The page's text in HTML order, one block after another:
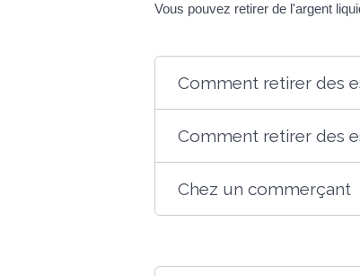
Vous pouvez retirer de l'argent
Comment retirer des
Comment retirer des
Chez un commerçant